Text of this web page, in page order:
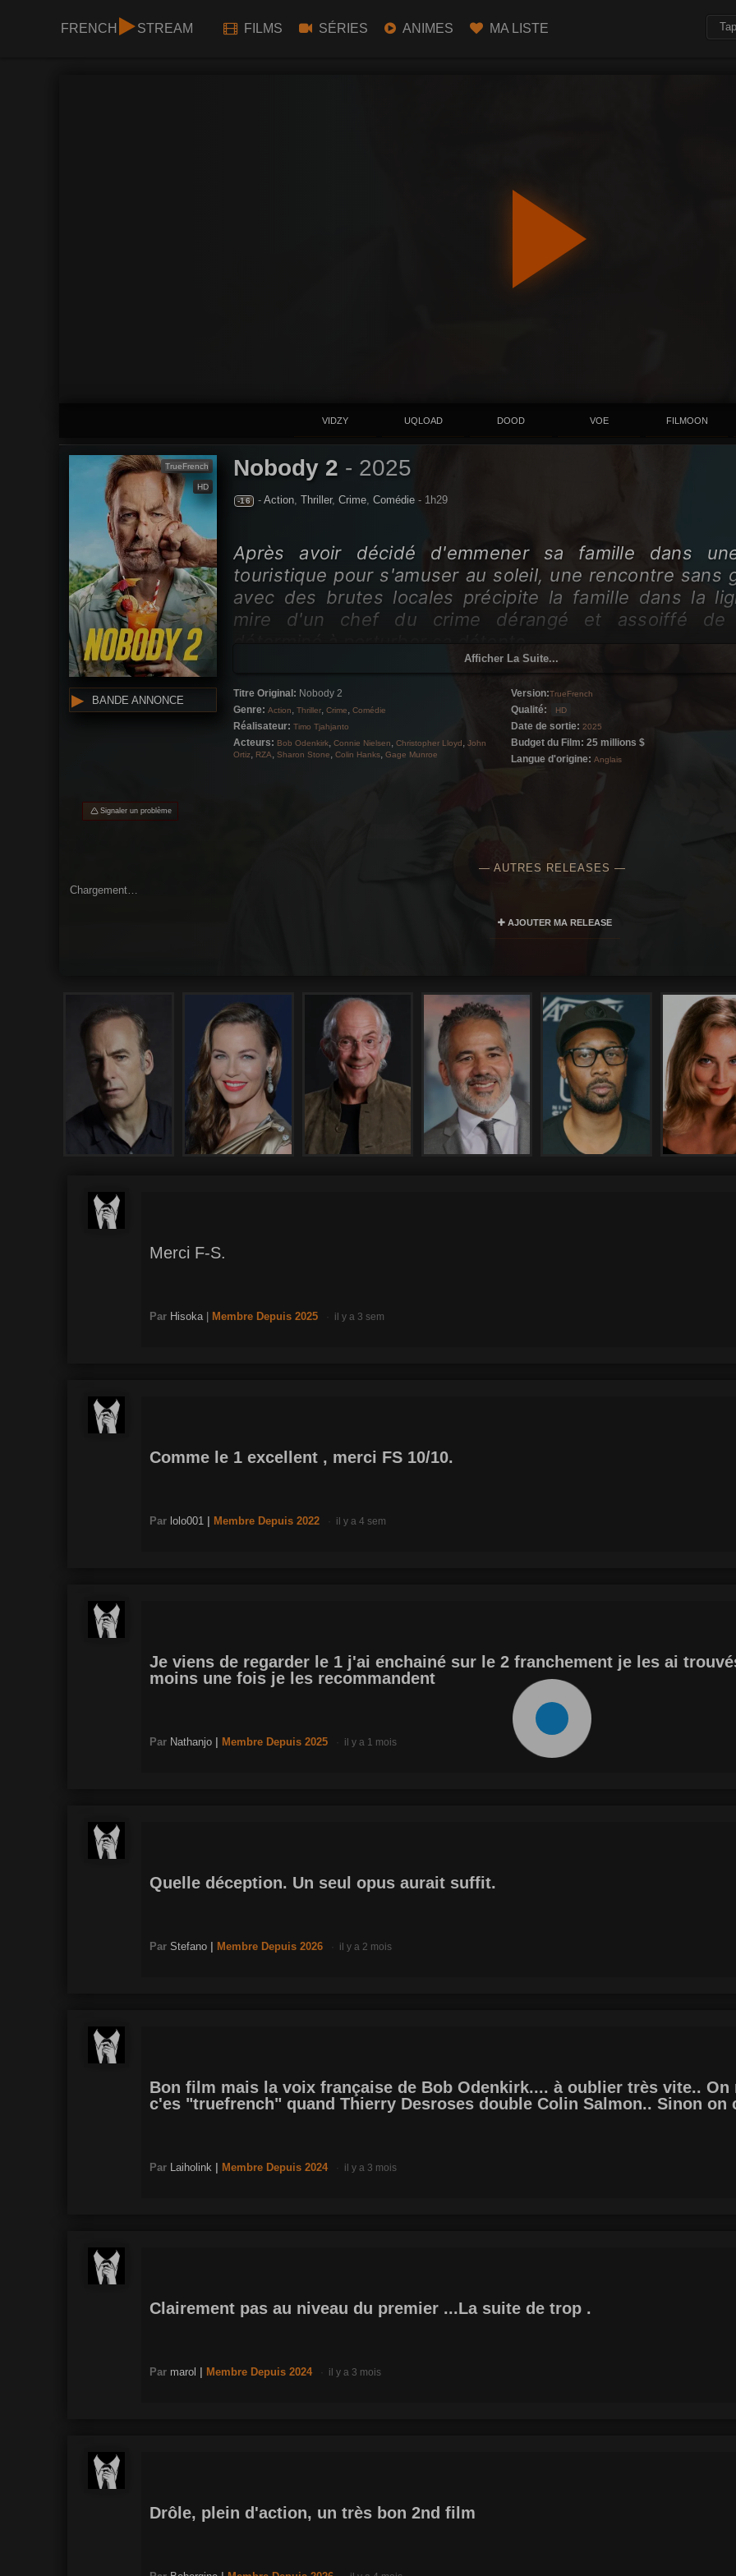
FRENCH STREAM FILMS SÉRIES ANIMES MA LISTE
VIDZY UQLOAD DOOD VOE FILMOON
Nobody 2 - 2025
-16 - Action, Thriller, Crime, Comédie - 1h29
Après avoir décidé d'emmener sa famille dans
touristique pour s'amuser au soleil, une rencontre sans
avec des brutes locales précipite la famille dans la
mire d'un chef du crime dérangé et assoiffé de
déterminé à perturber sa détente.
Afficher La Suite...
Titre Original: Nobody 2
Genre: Action, Thriller, Crime, Comédie
Réalisateur: Timo Tjahjanto
Acteurs: Bob Odenkirk, Connie Nielsen, Christopher Lloyd, John
Ortiz, RZA, Sharon Stone, Colin Hanks, Gage Munroe
Version:TrueFrench
Qualité: HD
Date de sortie: 2025
Budget du Film: 25 millions $
Langue d'origine: Anglais
TrueFrench
HD
BANDE ANNONCE
Signaler un problème
— AUTRES RELEASES —
Chargement…
AJOUTER MA RELEASE
Merci F-S.
Par Hisoka Membre Depuis 2025 il y a 3 sem
Comme le 1 excellent , merci FS 10/10.
Par lolo001 Membre Depuis 2022 il y a 4 sem
Je viens de regarder le 1 j'ai enchainé sur le 2 franchement je les ai
moins une fois je les recommandent
Par Nathanjo Membre Depuis 2025 il y a 1 mois
Quelle déception. Un seul opus aurait suffit.
Par Stefano Membre Depuis 2026 il y a 2 mois
Bon film mais la voix française de Bob Odenkirk.... à oublier très vite.. On
c'es "truefrench" quand Thierry Desroses double Colin Salmon.. Sinon on
Par Laiholink Membre Depuis 2024 il y a 3 mois
Clairement pas au niveau du premier ...La suite de trop .
Par marol Membre Depuis 2024 il y a 3 mois
Drôle, plein d'action, un très bon 2nd film